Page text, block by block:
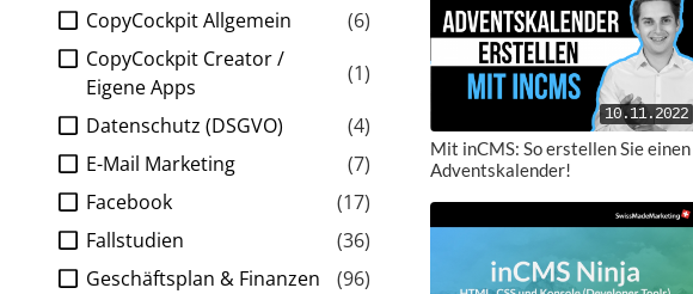
CopyCockpit Allgemein
(6)
CopyCockpit Creator /
Eigene Apps
(1)
Datenschutz (DSGVO)
(4)
E-Mail Marketing
(7)
Facebook
(17)
Fallstudien
(36)
Geschäftsplan & Finanzen
(96)
10.11.2022
Mit inCMS: So erstellen Sie einen
Adventskalender!